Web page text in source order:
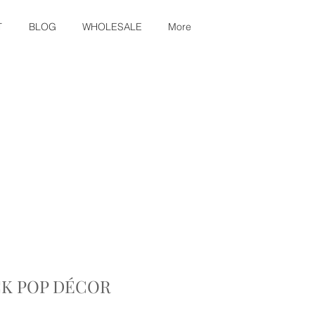
BLOG WHOLESALE More
POP DÉCOR